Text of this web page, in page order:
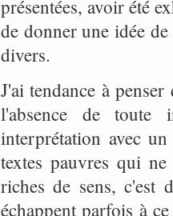
présentées, avoir été
de donner une idée
divers.
J'ai tendance à
l'absence de toute
interprétation avec
textes pauvres qui
riches de sens, c'est
échappent parfois à